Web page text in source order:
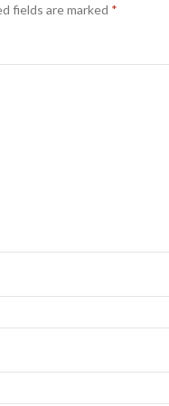
fields are marked *